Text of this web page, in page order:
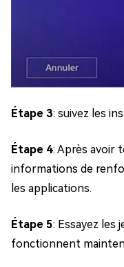
Étape 3: suivez les
Étape 4: Après avoir
informations de
les applications.
Étape 5: Essayez les
fonctionnent